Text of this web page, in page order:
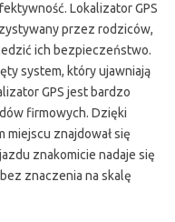
Lokalizator GPS
przez rodziców,
ich bezpieczeństwo.
system, który ujawniają
GPS jest bardzo
firmowych. Dzięki
miejscu znajdował się
znakomicie nadaje się
znaczenia na skalę